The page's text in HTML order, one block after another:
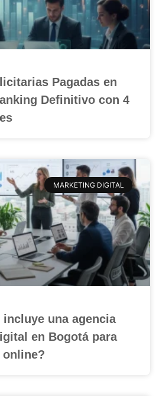
Pagadas en
Definitivo con 4
MARKETING DIGITAL
una agencia
en Bogotá para
online?